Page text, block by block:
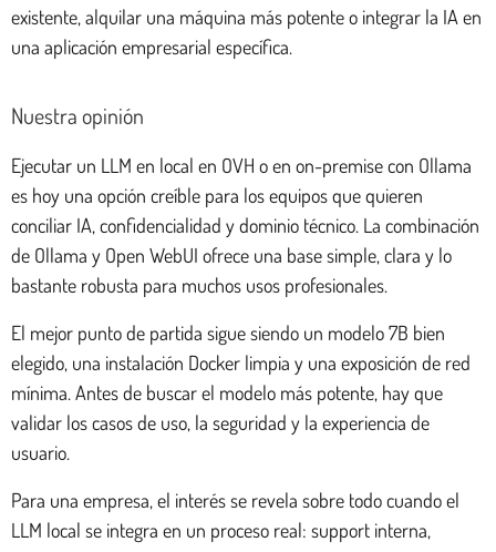
existente, alquilar una máquina más potente o integrar la IA en
una aplicación empresarial específica.
Nuestra opinión
Ejecutar un LLM en local en OVH o en on-premise con Ollama
es hoy una opción creíble para los equipos que quieren
conciliar IA, confidencialidad y dominio técnico. La combinación
de Ollama y Open WebUI ofrece una base simple, clara y lo
bastante robusta para muchos usos profesionales.
El mejor punto de partida sigue siendo un modelo 7B bien
elegido, una instalación Docker limpia y una exposición de red
mínima. Antes de buscar el modelo más potente, hay que
validar los casos de uso, la seguridad y la experiencia de
usuario.
Para una empresa, el interés se revela sobre todo cuando el
LLM local se integra en un proceso real: support interna,